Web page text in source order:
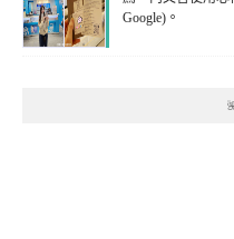
Google)。